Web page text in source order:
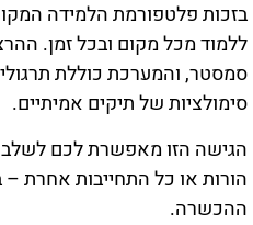
בזכות פלטפורמת הלמידה
ללמוד מכל מקום ובכל זמן.
סמסטר, והמערכת כוללת
סימולציות של תיקים אמיתיים.
הגישה הזו מאפשרת לכם לשלב
הורות או כל התחייבות אחרת
ההכשרה.